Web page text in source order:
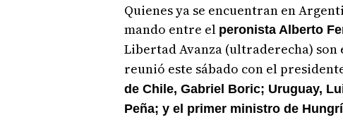
Quienes ya se encuentran en
mando entre el peronista Alberto
Libertad Avanza (ultraderecha) son
reunió este sábado con el
de Chile, Gabriel Boric; Uruguay,
Peña; y el primer ministro de